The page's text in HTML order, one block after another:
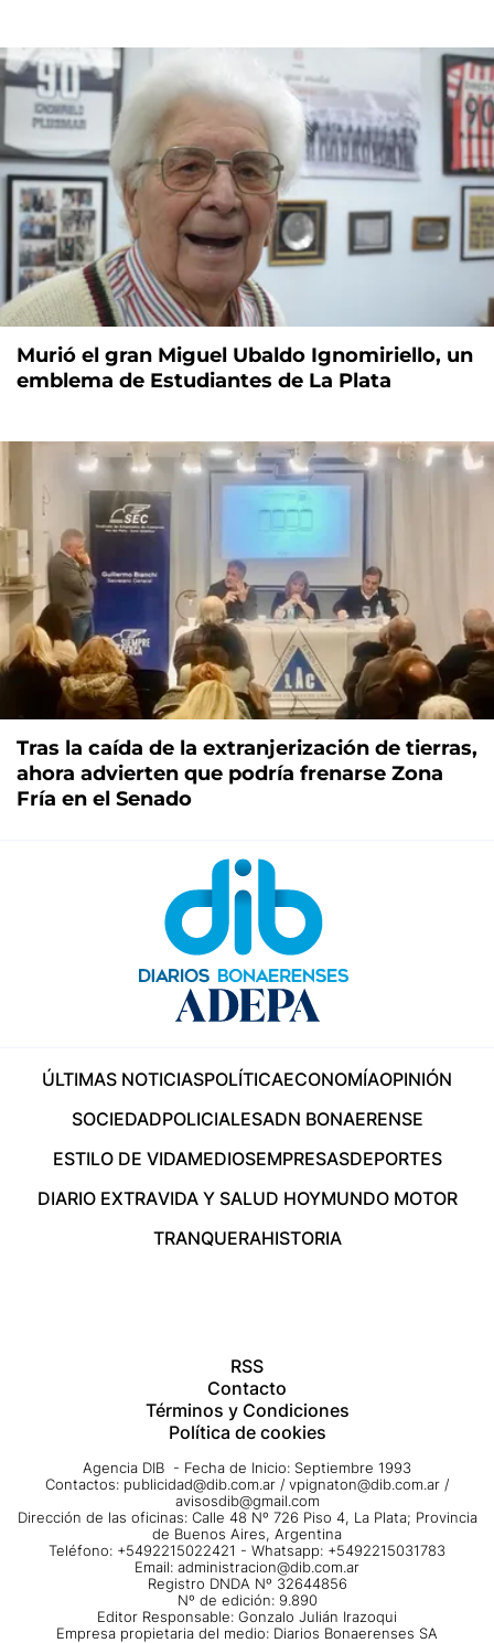
Murió el gran Miguel Ubaldo Ignomiriello, un
emblema de Estudiantes de La Plata
Tras la caída de la extranjerización de tierras,
ahora advierten que podría frenarse Zona
Fría en el Senado
ÚLTIMAS NOTICIASPOLÍTICAECONOMÍAOPINIÓN
SOCIEDADPOLICIALESADN BONAERENSE
ESTILO DE VIDAMEDIOSEMPRESASDEPORTES
DIARIO EXTRAVIDA Y SALUD HOYMUNDO MOTOR
TRANQUERAHISTORIA
RSS
Contacto
Términos y Condiciones
Política de cookies
Agencia DIB - Fecha de Inicio: Septiembre 1993
Contactos: publicidad@dib.com.ar / vpignaton@dib.com.ar /
avisosdib@gmail.com
Dirección de las oficinas: Calle 48 Nº 726 Piso 4, La Plata; Provincia
de Buenos Aires, Argentina
Teléfono: +5492215022421 - Whatsapp: +5492215031783
Email: administracion@dib.com.ar
Registro DNDA Nº 32644856
Nº de edición: 9.890
Editor Responsable: Gonzalo Julián Irazoqui
Empresa propietaria del medio: Diarios Bonaerenses SA